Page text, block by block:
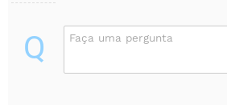
Q Faça uma pergunta